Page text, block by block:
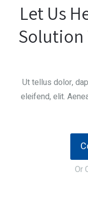
Let Us
Solution
Ut tellus dolor,
eleifend, elit.
Or